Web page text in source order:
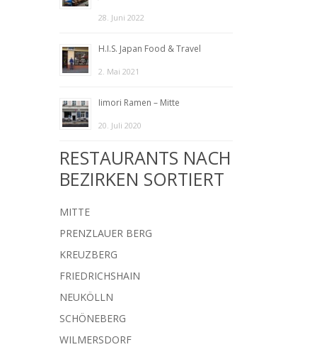
28. Juni 2022
H.I.S. Japan Food & Travel
2. Mai 2021
Iimori Ramen – Mitte
20. Juli 2020
RESTAURANTS NACH
BEZIRKEN SORTIERT
MITTE
PRENZLAUER BERG
KREUZBERG
FRIEDRICHSHAIN
NEUKÖLLN
SCHÖNEBERG
WILMERSDORF